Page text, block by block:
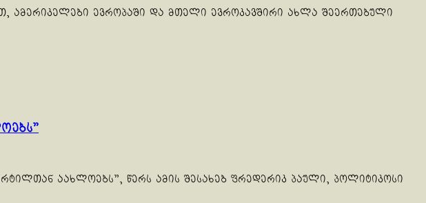
ამერიკელები ევროპაში და მთელი ევროკავშირი ახლა შეერთებული
აახლოებს", წერს ამის შესახებ ფრედერიკ პაული, პოლიტიკოსი